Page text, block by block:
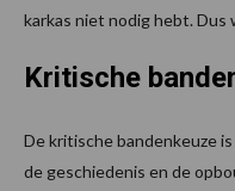
karkas niet nodig hebt. Dus
Kritische
De kritische bandenkeuze
de geschiedenis en de